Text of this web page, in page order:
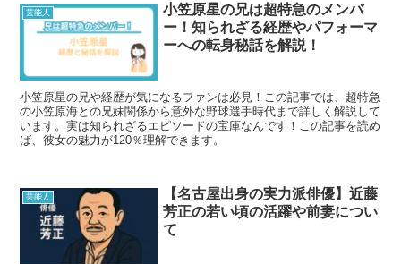
芸能人
小笠原星の兄は超特急のメンバ
ー！知られざる経歴やパフォーマ
ーへの転身秘話を解説！
小笠原星の兄や経歴が気になるファンは必見！この記事では、超特急
の小笠原海との兄妹関係から意外な野球選手時代まで詳しく解説して
います。実は知られざるエピソードの宝庫なんです！この記事を読め
ば、彼女の魅力が120％理解できます。
芸能人
【名古屋出身の実力派俳優】近藤
芳正の若い頃の活躍や前妻につい
て